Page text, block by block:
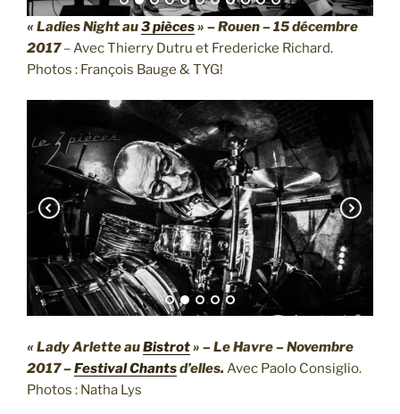
« Ladies Night au3 pièces» – Rouen – 15 décembre
2017– Avec Thierry Dutru et Fredericke Richard.
Photos : François Bauge & TYG!
« Lady Arlette auBistrot» – Le Havre – Novembre
2017 –Festival Chantsd’elles. Avec Paolo Consiglio.
Photos : Natha Lys